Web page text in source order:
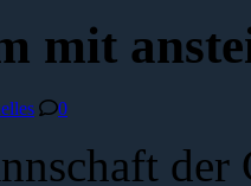
mit
0
der